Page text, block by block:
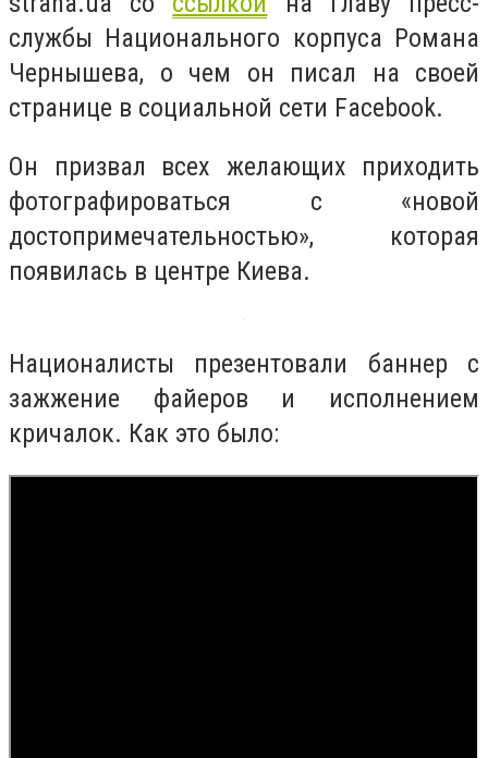
службы Национального корпуса Романа
Чернышева, о чем он писал на своей
странице в социальной сети Facebook.
Он призвал всех желающих приходить
фотографироваться с «новой
достопримечательностью», которая
появилась в центре Киева.
Националисты презентовали баннер с
зажжение файеров и исполнением
кричалок. Как это было: